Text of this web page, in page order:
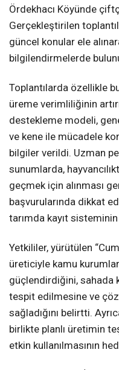
Ördekhacı Köyünde
Gerçekleştirilen
güncel konular ele
bilgilendirmelerde
Toplantılarda özellikle
üreme verimliliğinin
destekleme modeli,
ve kene ile mücadele
bilgiler verildi. Uzman
sunumlarda,
geçmek için alınması
başvurularında dikkat
tarımda kayıt
Yetkililer, yürütülen
üreticiyle kamu
güçlendirdiğini, sahada
tespit edilmesine ve
sağladığını belirtti.
birlikte planlı üretimin
etkin kullanılmasının